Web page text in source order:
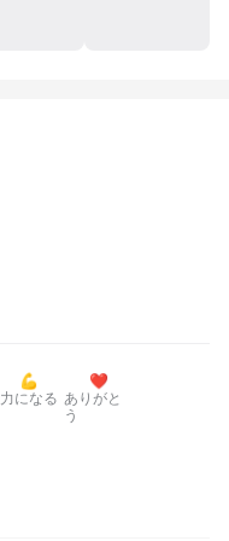
💪
力になる
❤️
ありがと
う